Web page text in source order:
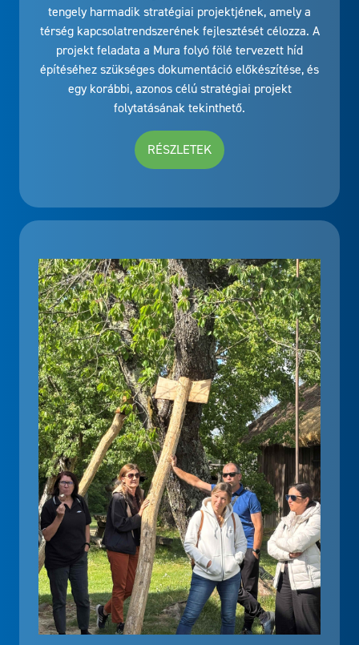
tengely harmadik stratégiai projektjének, amely a
térség kapcsolatrendszerének fejlesztését célozza. A
projekt feladata a Mura folyó fölé tervezett híd
építéséhez szükséges dokumentáció előkészítése, és
egy korábbi, azonos célú stratégiai projekt
folytatásának tekinthető.
RÉSZLETEK